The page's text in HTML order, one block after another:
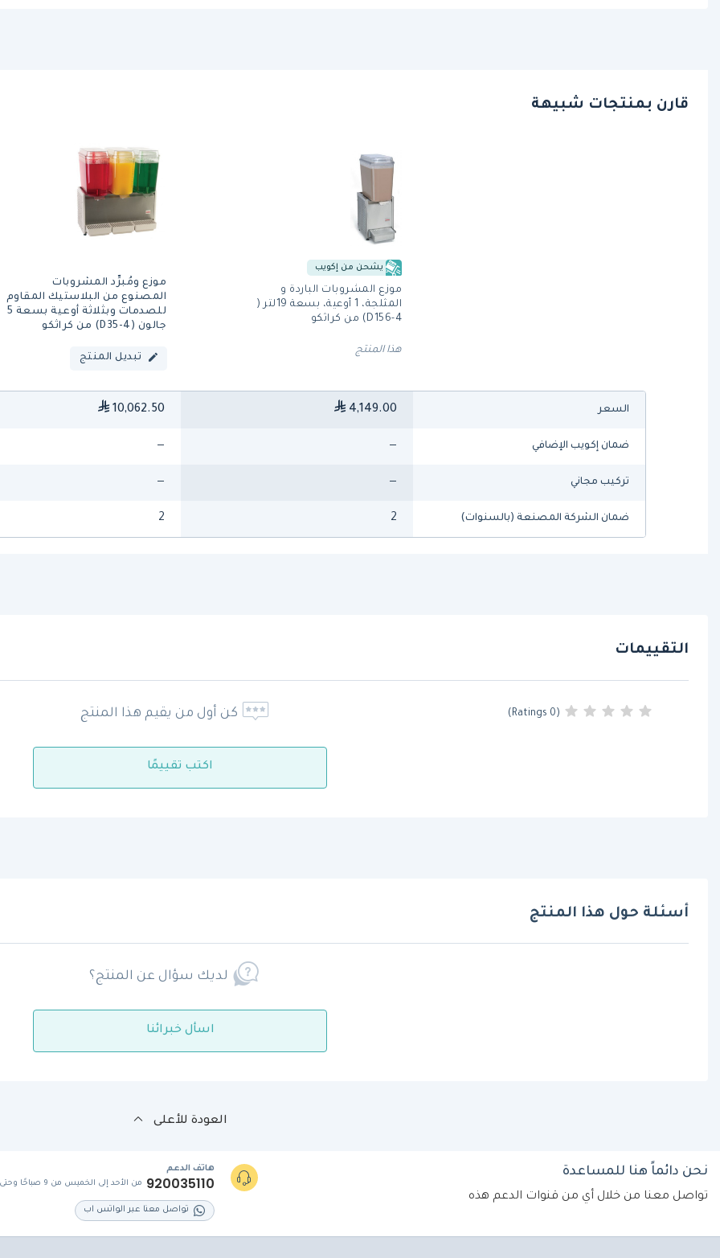
قارن بمنتجات شبيهة
يشحن من إكويب
موزع المشروبات الباردة و
المثلجة، 1 أوعية، بسعة 19لتر (
D156-4) من كراثكو
هذا المنتج
موزع ومُبرِّد المشروبات
المصنوع من البلاستيك المقاوم
للصدمات وبثلاثة أوعية بسعة 5
جالون (D35-4) من كراثكو
تبديل المنتج
السعر 4,149.00
10,062.50
ضمان إكويب الإضافي —
—
تركيب مجاني —
—
ضمان الشركة المصنعة (بالسنوات) 2
2
التقييمات
(0 Ratings) كن أول من يقيم هذا المنتج
اكتب تقييمًا
أسئلة حول هذا المنتج
لديك سؤال عن المنتج؟
اسأل خبرائنا
العودة للأعلى
نحن دائماً هنا للمساعدة
تواصل معنا من خلال أي من قنوات الدعم هذه
هاتف الدعم
920035110 من الأحد إلى الخميس من 9 صباحًا وحتى 5 مساءً
تواصل معنا عبر الواتس اب